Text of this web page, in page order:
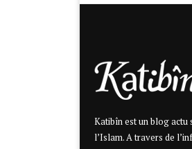
Katibîn est un blog actu
l’Islam. A travers de